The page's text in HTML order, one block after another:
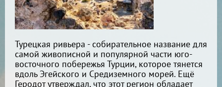
Турецкая ривьера - собирательное название для
самой живописной и популярной части юго-
восточного побережья Турции, которое тянется
вдоль Эгейского и Средиземного морей. Ещё
Геродот утверждал, что этот регион обладает